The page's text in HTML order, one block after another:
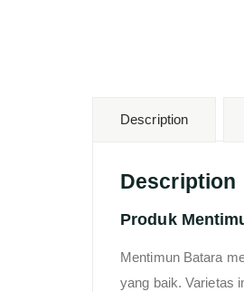
Description
Description
Produk
Mentimun Batara
yang baik. Varietas